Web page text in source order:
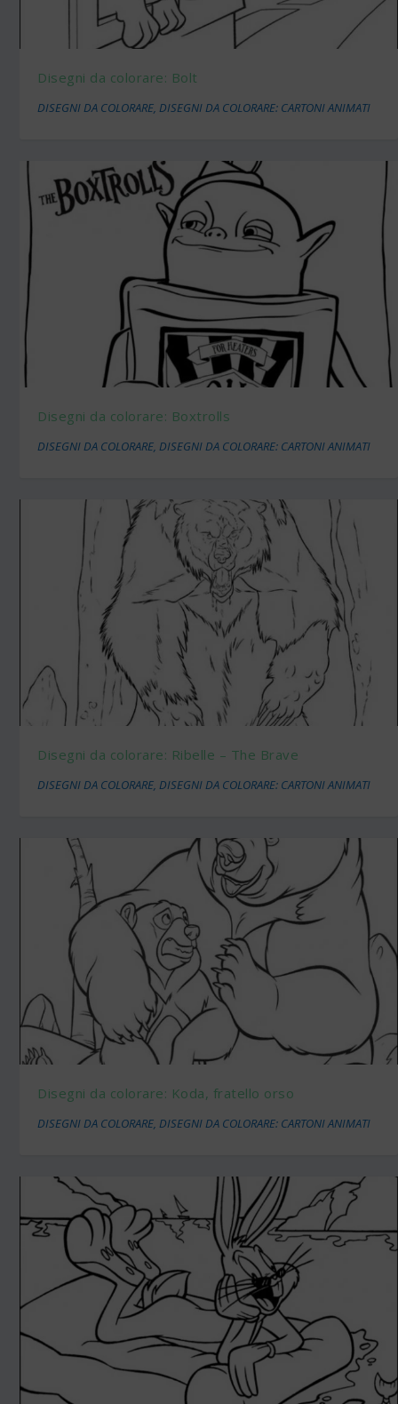
Disegni da colorare: Bolt
DISEGNI DA COLORARE,DISEGNI DA COLORARE: CARTONI ANIMATI
Disegni da colorare: Boxtrolls
DISEGNI DA COLORARE,DISEGNI DA COLORARE: CARTONI ANIMATI
Disegni da colorare: Ribelle – The Brave
DISEGNI DA COLORARE,DISEGNI DA COLORARE: CARTONI ANIMATI
Disegni da colorare: Koda, fratello orso
DISEGNI DA COLORARE,DISEGNI DA COLORARE: CARTONI ANIMATI